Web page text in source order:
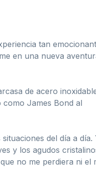
tan
en una nueva
de acero
como James Bond al
del día a día.
y los agudos
no me perdiera ni el